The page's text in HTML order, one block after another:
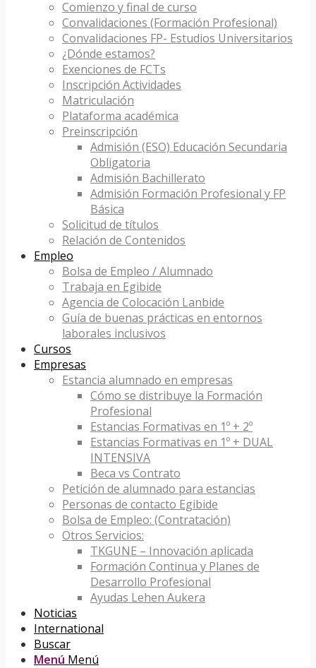
Comienzo y final de curso
Convalidaciones (Formación Profesional)
Convalidaciones FP- Estudios Universitarios
¿Dónde estamos?
Exenciones de FCTs
Inscripción Actividades
Matriculación
Plataforma académica
Preinscripción
Admisión (ESO) Educación Secundaria
Obligatoria
Admisión Bachillerato
Admisión Formación Profesional y FP
Básica
Solicitud de títulos
Relación de Contenidos
Empleo
Bolsa de Empleo / Alumnado
Trabaja en Egibide
Agencia de Colocación Lanbide
Guía de buenas prácticas en entornos
laborales inclusivos
Cursos
Empresas
Estancia alumnado en empresas
Cómo se distribuye la Formación
Profesional
Estancias Formativas en 1º + 2º
Estancias Formativas en 1º + DUAL
INTENSIVA
Beca vs Contrato
Petición de alumnado para estancias
Personas de contacto Egibide
Bolsa de Empleo: (Contratación)
Otros Servicios:
TKGUNE – Innovación aplicada
Formación Continua y Planes de
Desarrollo Profesional
Ayudas Lehen Aukera
Noticias
International
Buscar
Menú Menú